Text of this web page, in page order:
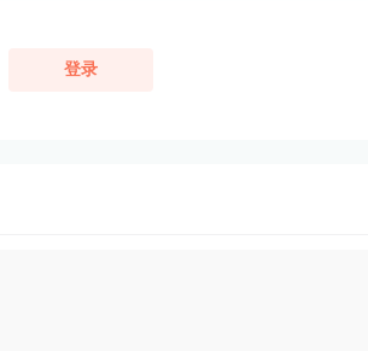
登录